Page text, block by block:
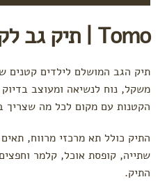
שמיכות
מגבות
כובעים
לפי מותג
Baby
Teva
Done
by
Tomo | תיק גב לקטנטנים
תיק הגב המושלם לילדים קטנים
משקל, נוח לנשיאה ומעוצב
הקטנות עם מקום לכל מה שצריך
התיק כולל תא מרכזי מרווח,
שתייה, קופסת אוכל, קלמר
התיק.